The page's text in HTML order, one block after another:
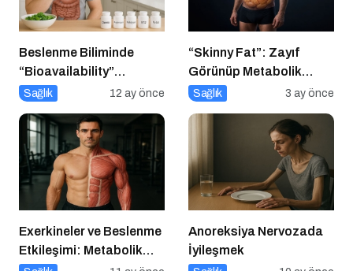
Beslenme Biliminde
“Bioavailability”
Kavramı: Hangi Besin Ne
Sağlık 12 ay önce
“Skinny Fat”: Zayıf
Görünüp Metabolik
Olarak Riskli Olmak
Sağlık 3 ay önce
Exerkineler ve Beslenme
Etkileşimi: Metabolik
Anoreksiya Nervozada
İyileşmek